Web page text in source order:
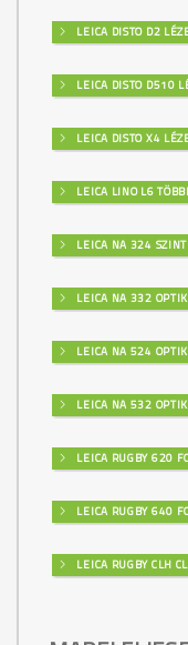
LEICA DISTO D2
LEICA DISTO D510
LEICA DISTO X4
LEICA LINO L6
LEICA NA 324
LEICA NA 332
LEICA NA 524
LEICA NA 532
LEICA RUGBY 620
LEICA RUGBY 640
LEICA RUGBY CLH